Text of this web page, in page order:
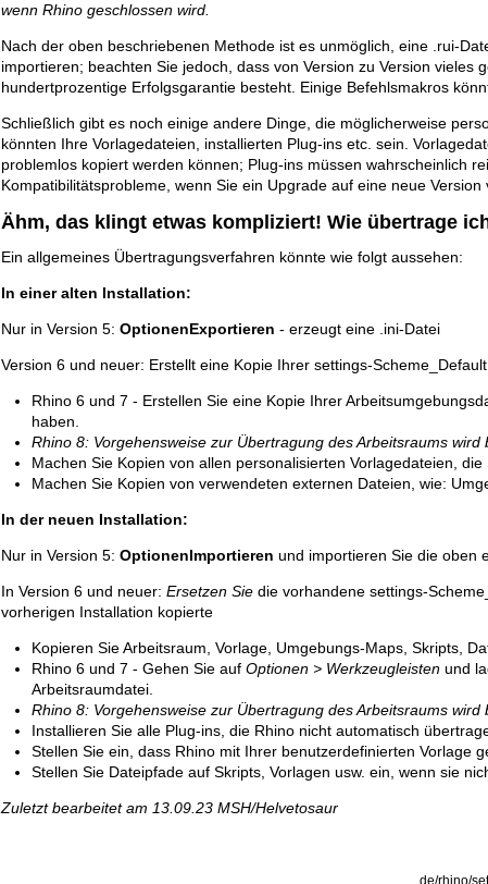
wenn Rhino geschlossen wird.
Nach der oben beschriebenen Methode ist es unmöglich, eine .rui-
importieren; beachten Sie jedoch, dass von Version zu Version vieles
hundertprozentige Erfolgsgarantie besteht. Einige Befehlsmakros
Schließlich gibt es noch einige andere Dinge, die möglicherweise
könnten Ihre Vorlagedateien, installierten Plug-ins etc. sein.
problemlos kopiert werden können; Plug-ins müssen wahrscheinlich
Kompatibilitätsprobleme, wenn Sie ein Upgrade auf eine neue
Ähm, das klingt etwas kompliziert! Wie übertrage
Ein allgemeines Übertragungsverfahren könnte wie folgt aussehen:
In einer alten Installation:
Nur in Version 5: OptionenExportieren - erzeugt eine .ini-Datei
Version 6 und neuer: Erstellt eine Kopie Ihrer settings-
Rhino 6 und 7 - Erstellen Sie eine Kopie Ihrer
haben.
Rhino 8: Vorgehensweise zur Übertragung des Arbeitsraums
Machen Sie Kopien von allen personalisierten Vorlagedateien,
Machen Sie Kopien von verwendeten externen Dateien, wie:
In der neuen Installation:
Nur in Version 5: OptionenImportieren und importieren Sie die oben
In Version 6 und neuer: Ersetzen Sie die vorhandene settings-
vorherigen Installation kopierte
Kopieren Sie Arbeitsraum, Vorlage, Umgebungs-Maps, Skripts,
Rhino 6 und 7 - Gehen Sie auf Optionen > Werkzeugleisten und
Arbeitsraumdatei.
Rhino 8: Vorgehensweise zur Übertragung des Arbeitsraums
Installieren Sie alle Plug-ins, die Rhino nicht automatisch
Stellen Sie ein, dass Rhino mit Ihrer benutzerdefinierten Vorlage
Stellen Sie Dateipfade auf Skripts, Vorlagen usw. ein, wenn sie
Zuletzt bearbeitet am 13.09.23 MSH/Helvetosaur